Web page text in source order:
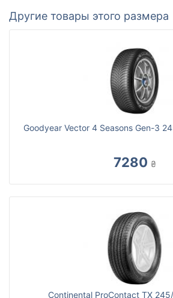
Другие товары этого размера
Goodyear Vector 4 Seasons Gen-3
7280 ₴
Continental ProContact TX